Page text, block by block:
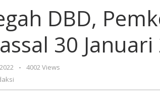
Gelar
Kerja
Bakti
se-
DBD,
30
by
-
4002 Views